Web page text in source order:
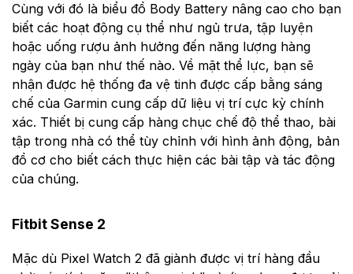
Cùng với đó là biểu đồ Body Battery nâng cao cho bạn
biết các hoạt động cụ thể như ngủ trưa, tập luyện
hoặc uống rượu ảnh hưởng đến năng lượng hàng
ngày của bạn như thế nào. Về mặt thể lực, bạn sẽ
nhận được hệ thống đa vệ tinh được cấp bằng sáng
chế của Garmin cung cấp dữ liệu vị trí cực kỳ chính
xác. Thiết bị cung cấp hàng chục chế độ thể thao, bài
tập trong nhà có thể tùy chỉnh với hình ảnh động, bản
đồ cơ cho biết cách thực hiện các bài tập và tác động
của chúng.
Fitbit Sense 2
Mặc dù Pixel Watch 2 đã giành được vị trí hàng đầu